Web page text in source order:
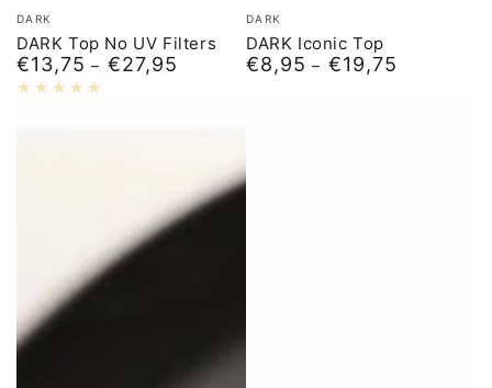
Бренд:
DARK
DARK Top No UV Filters
Обычная
цена
€13,75 €27,95
Бренд:
DARK
DARK Iconic Top
Обычная
€8,95 €19,75